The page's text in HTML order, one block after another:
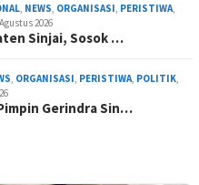
NEWS ORGANISASI PERISTIWA
2026
Sinjai, Sosok …
ORGANISASI PERISTIWA POLITIK
Gerindra Sin…